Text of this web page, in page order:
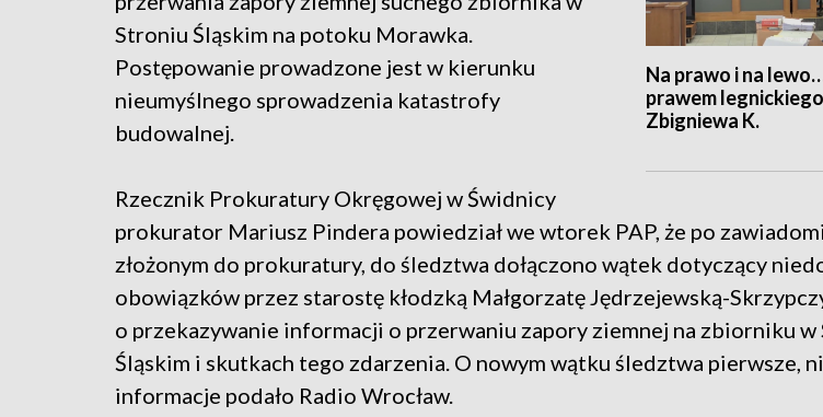
Na prawo i na
prawem
Zbigniewa K.
Stroniu Śląskim na potoku Morawka.
Postępowanie prowadzone jest w kierunku
nieumyślnego sprowadzenia katastrofy
budowalnej.
Rzecznik Prokuratury Okręgowej w Świdnicy
prokurator Mariusz Pindera powiedział we wtorek PAP, że po
złożonym do prokuratury, do śledztwa dołączono wątek dotyczący
obowiązków przez starostę kłodzką Małgorzatę Jędrzejewską-
o przekazywanie informacji o przerwaniu zapory ziemnej na zbiorniku w
Śląskim i skutkach tego zdarzenia. O nowym wątku śledztwa pierwsze,
informacje podało Radio Wrocław.